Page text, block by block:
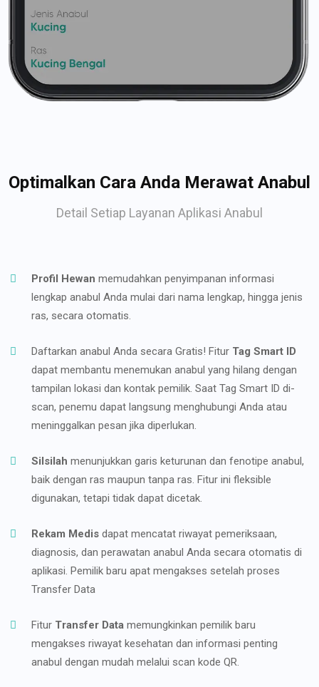
Optimalkan Cara Anda Merawat Anabul
Detail Setiap Layanan Aplikasi Anabul
Profil Hewan memudahkan penyimpanan informasi
lengkap anabul Anda mulai dari nama lengkap, hingga jenis
ras, secara otomatis.
Daftarkan anabul Anda secara Gratis! Fitur Tag Smart ID
dapat membantu menemukan anabul yang hilang dengan
tampilan lokasi dan kontak pemilik. Saat Tag Smart ID di-
scan, penemu dapat langsung menghubungi Anda atau
meninggalkan pesan jika diperlukan.
Silsilah menunjukkan garis keturunan dan fenotipe anabul,
baik dengan ras maupun tanpa ras. Fitur ini fleksible
digunakan, tetapi tidak dapat dicetak.
Rekam Medis dapat mencatat riwayat pemeriksaan,
diagnosis, dan perawatan anabul Anda secara otomatis di
aplikasi. Pemilik baru apat mengakses setelah proses
Transfer Data
Fitur Transfer Data memungkinkan pemilik baru
mengakses riwayat kesehatan dan informasi penting
anabul dengan mudah melalui scan kode QR.